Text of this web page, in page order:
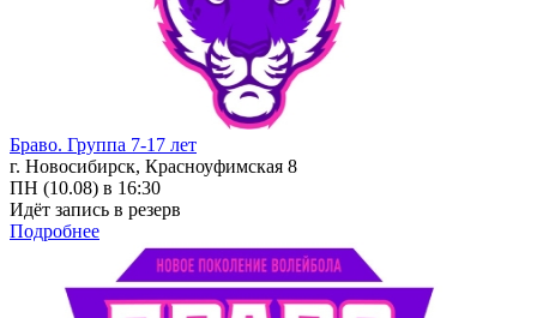
Браво. Группа 7-17 лет
г. Новосибирск, Красноуфимская 8
ПН (10.08) в 16:30
Идёт запись в резерв
Подробнее